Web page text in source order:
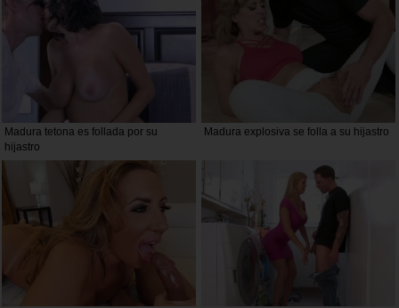
Madura tetona es follada por su
hijastro
Madura explosiva se folla a su hijastro